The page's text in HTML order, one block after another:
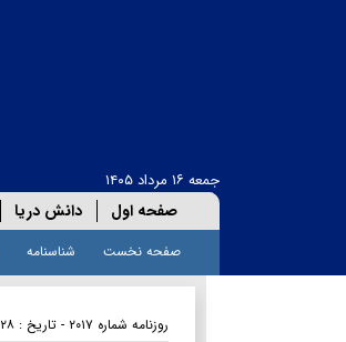
جمعه ۱۶ مرداد ۱۴۰۵
صفحه اول دانش دریا
صفحه نخست شناسنامه
روزنامه شماره ۲۰۱۷ - تاریخ : ۱۴۰۳/۶/۲۸